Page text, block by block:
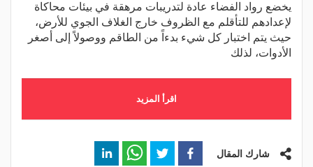
يخضع رواد الفضاء عادة لتدريبات مرهقة في بيئات محاكاة
لإعدادهم للتأقلم مع الظروف خارج الغلاف الجوي للأرض،
حيث يتم اختبار كل شيء بدءاً من الطاقم ووصولاً إلى أصغر
الأدوات، لذلك
اقرأ المزيد
شارك المقال